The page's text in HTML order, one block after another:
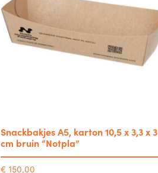
Snackbakjes A5, karton 10,5 x 3,3 x 3
cm bruin “Notpla”
€ 150,00